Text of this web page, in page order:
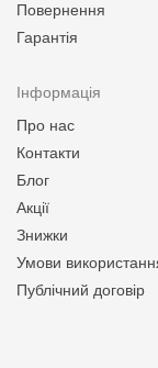
Повернення
Гарантія
Інформація
Про нас
Контакти
Блог
Акції
Знижки
Умови
Публічний договір